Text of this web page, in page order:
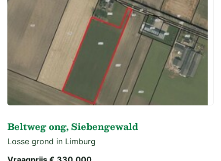
Beltweg ong, Siebengewald
Losse grond in Limburg